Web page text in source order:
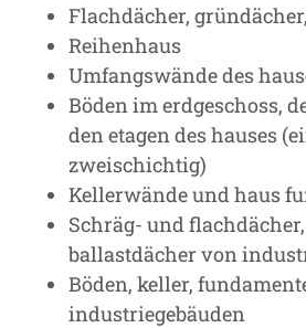
Flachdächer,
Reihenhaus
Umfangswände des
Böden im erdgeschoss,
den etagen des hauses
zweischichtig)
Kellerwände und haus
Schräg- und
ballastdächer von
Böden, keller,
industriegebäuden